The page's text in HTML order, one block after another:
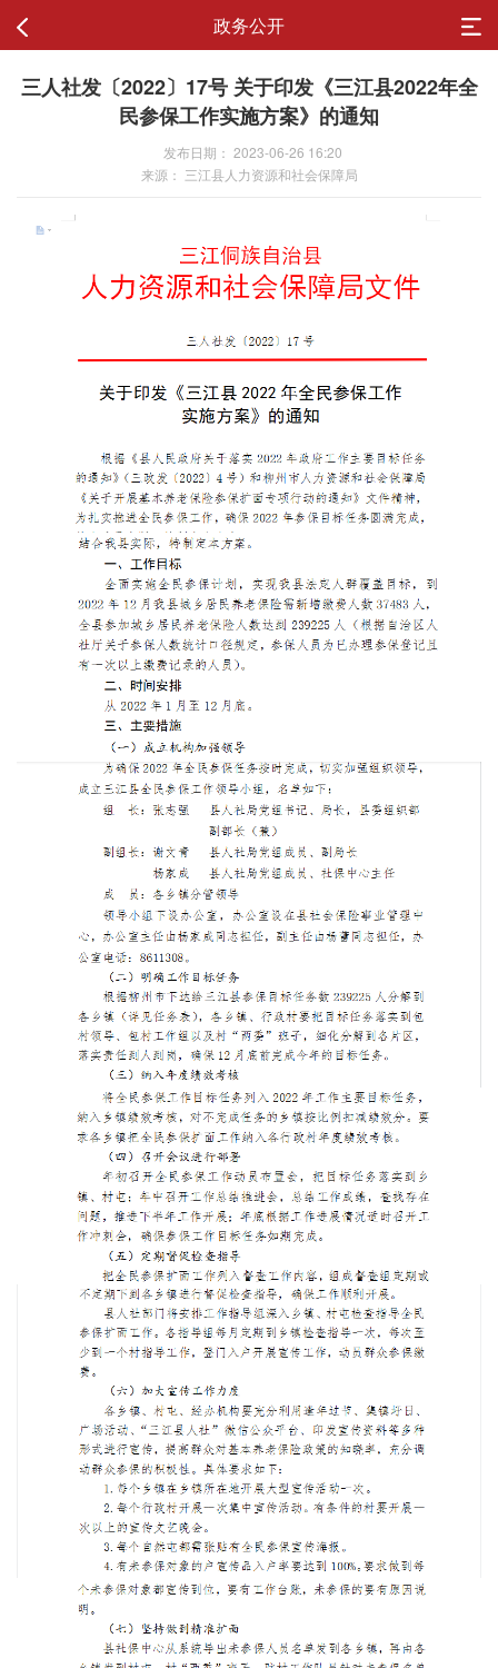
政务公开
三人社发〔2022〕17号 关于印发《三江县2022年全
民参保工作实施方案》的通知
发布日期： 2023-06-26 16:20
来源： 三江县人力资源和社会保障局